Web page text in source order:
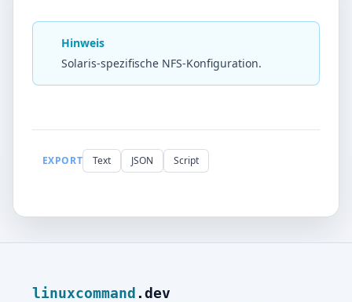
Hinweis
Solaris-spezifische NFS-Konfiguration.
EXPORT Text JSON Script
linuxcommand .dev